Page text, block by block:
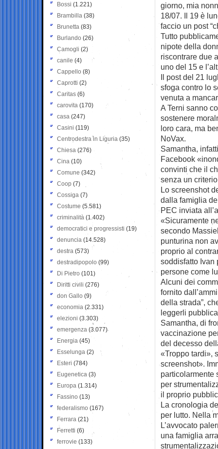
giorno, mia
18/07. Il 19 è
faccio un post
Tutto
nipote della
riscontrare due
uno del 15 e
Il post del 21
sfoga contro lo
venuta a
A Terni sanno
sostenere
loro cara, ma
NoVax.
Samantha,
Facebook
convinti che il
senza un
Lo screenshot
dalla famiglia
PEC inviata
«Sicuramente
secondo
punturina non
proprio al
soddisfatto Ivan
persone come
Alcuni dei
fornito
della strada”,
leggerli
Samantha, di
vaccinazione
del decesso
«Troppo tardi»,
screenshot».
particolarmente
per
il proprio
La cronologia
per lutto. Nella
L’avvocato
una famiglia
Bossi (1.221)
Brambilla (38)
Brunetta (83)
Burlando (26)
Camogli (2)
canile (4)
Cappello (8)
Caprotti (2)
Caritas (6)
carovita (170)
casa (247)
Casini (119)
Centrodestra in Liguria (35)
Chiesa (276)
Cina (10)
Comune (342)
Coop (7)
Cossiga (7)
Costume (5.581)
criminalità (1.402)
democratici e progressisti (19)
denuncia (14.528)
destra (573)
destradipopolo (99)
Di Pietro (101)
Diritti civili (276)
don Gallo (9)
economia (2.331)
elezioni (3.303)
emergenza (3.077)
Energia (45)
Esselunga (2)
Esteri (784)
Eugenetica (3)
Europa (1.314)
Fassino (13)
federalismo (167)
Ferrara (21)
Ferretti (6)
ferrovie (133)